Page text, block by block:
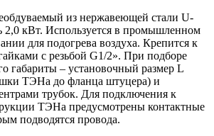
из нержавеющей стали U-
2,0 кВт. Используется в промышленном
для подогрева воздуха. Крепится к
с резьбой G1/2». При подборе
габариты – установочный размер L
ТЭНа до фланца штуцера) и
трубок. Для подключения к
ТЭНа предусмотрены контактные
подводятся провода.